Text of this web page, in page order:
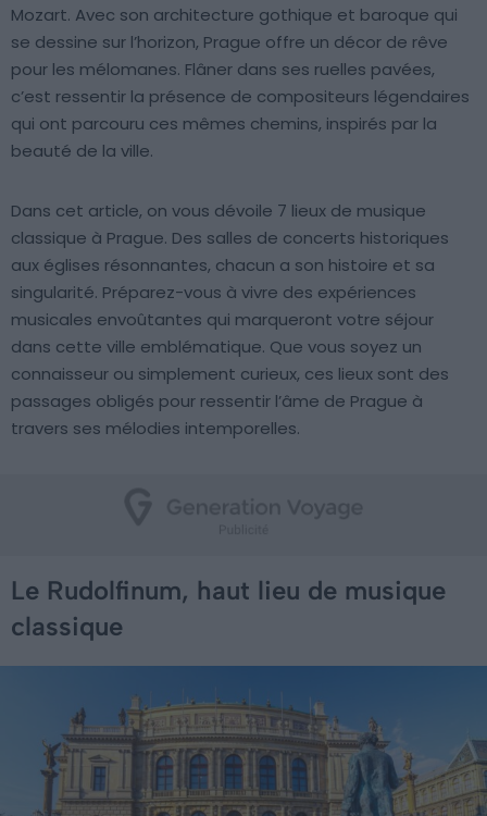
Mozart. Avec son architecture gothique et baroque qui
se dessine sur l’horizon, Prague offre un décor de rêve
pour les mélomanes. Flâner dans ses ruelles pavées,
c’est ressentir la présence de compositeurs légendaires
qui ont parcouru ces mêmes chemins, inspirés par la
beauté de la ville.
Dans cet article, on vous dévoile 7 lieux de musique
classique à Prague. Des salles de concerts historiques
aux églises résonnantes, chacun a son histoire et sa
singularité. Préparez-vous à vivre des expériences
musicales envoûtantes qui marqueront votre séjour
dans cette ville emblématique. Que vous soyez un
connaisseur ou simplement curieux, ces lieux sont des
passages obligés pour ressentir l’âme de Prague à
travers ses mélodies intemporelles.
Le Rudolfinum, haut lieu de musique
classique